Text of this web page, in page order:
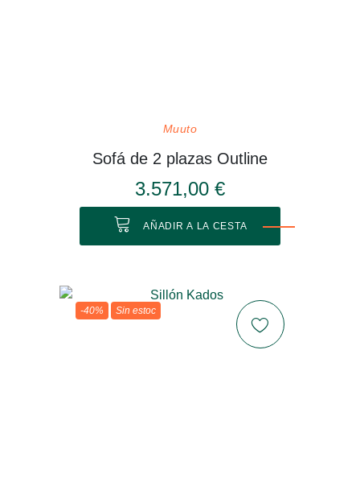
Muuto
Sofá de 2 plazas Outline
3.571,00 €
AÑADIR A LA CESTA
-40% Sin estoc